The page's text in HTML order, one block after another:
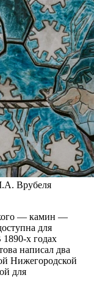
Врубеля
— камин —
для
1890-х годах
написал два
Нижегородской
для